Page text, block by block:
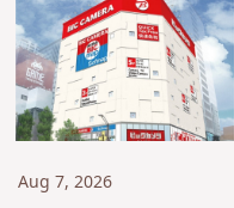
Aug 7, 2026